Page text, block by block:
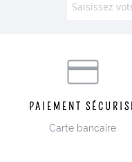
PAIEMENT
Carte bancaire